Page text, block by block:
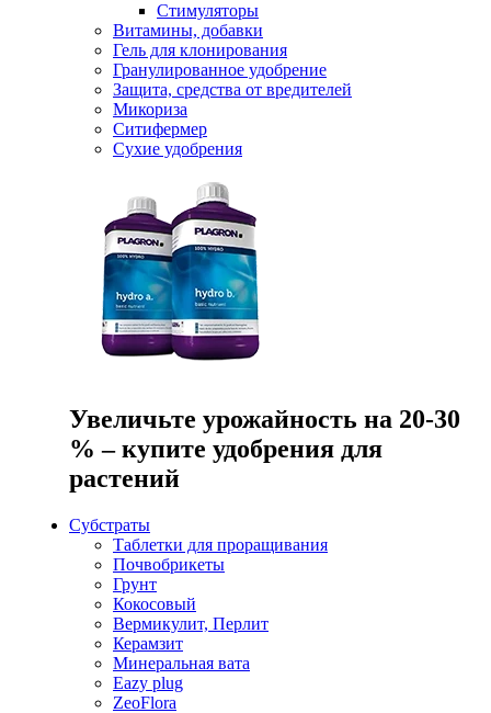
Стимуляторы
Витамины, добавки
Гель для клонирования
Гранулированное удобрение
Защита, средства от вредителей
Микориза
Ситифермер
Сухие удобрения
Увеличьте урожайность на 20-30
% – купите удобрения для
растений
Субстраты
Таблетки для проращивания
Почвобрикеты
Грунт
Кокосовый
Вермикулит, Перлит
Керамзит
Минеральная вата
Eazy plug
ZeoFlora